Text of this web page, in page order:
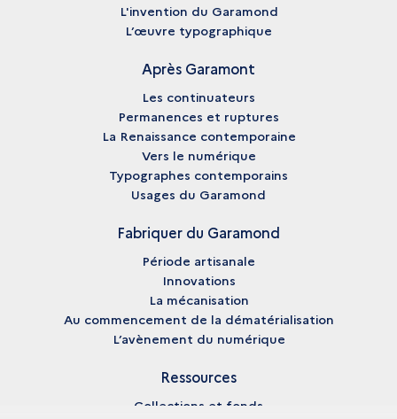
L'invention du Garamond
L’œuvre typographique
Après Garamont
Les continuateurs
Permanences et ruptures
La Renaissance contemporaine
Vers le numérique
Typographes contemporains
Usages du Garamond
Fabriquer du Garamond
Période artisanale
Innovations
La mécanisation
Au commencement de la dématérialisation
L’avènement du numérique
Ressources
Collections et fonds